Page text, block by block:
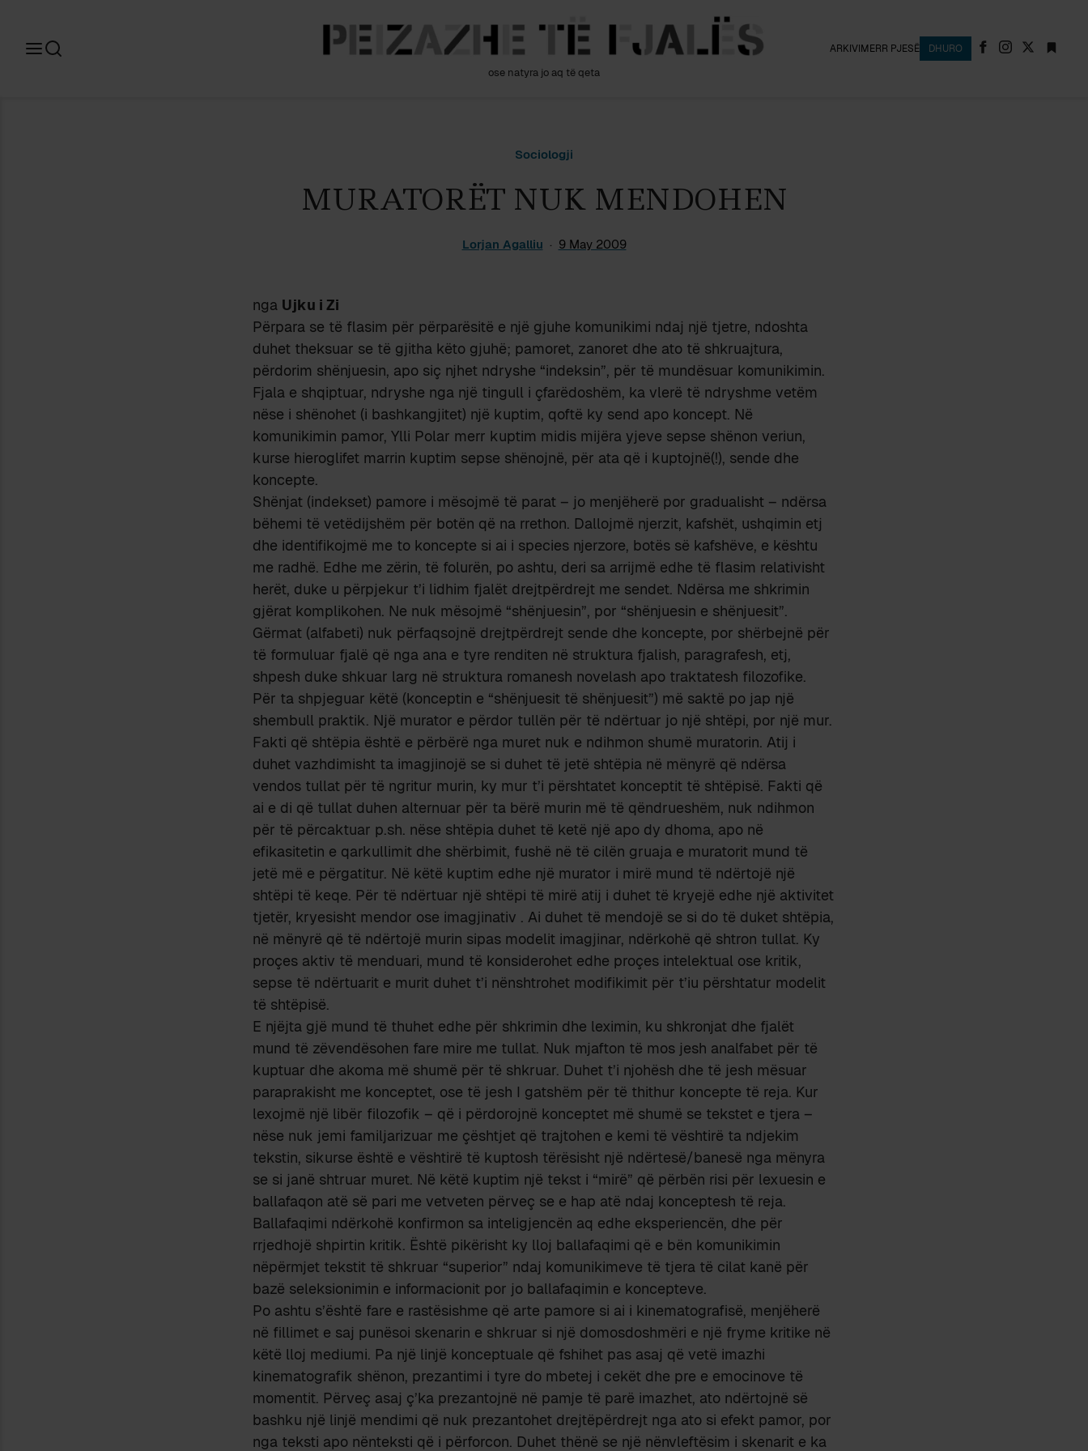
ose natyra jo aq të qeta
ARKIVIMERR PJESË DHURO
Sociologji
MURATORËT NUK MENDOHEN
Lorjan Agalliu 9 May 2009
nga Ujku i Zi
Përpara se të flasim për përparësitë e një gjuhe komunikimi ndaj një tjetre, ndoshta
duhet theksuar se të gjitha këto gjuhë; pamoret, zanoret dhe ato të shkruajtura,
përdorim shënjuesin, apo siç njhet ndryshe “indeksin”, për të mundësuar komunikimin.
Fjala e shqiptuar, ndryshe nga një tingull i çfarëdoshëm, ka vlerë të ndryshme vetëm
nëse i shënohet (i bashkangjitet) një kuptim, qoftë ky send apo koncept. Në
komunikimin pamor, Ylli Polar merr kuptim midis mijëra yjeve sepse shënon veriun,
kurse hieroglifet marrin kuptim sepse shënojnë, për ata që i kuptojnë(!), sende dhe
koncepte.
Shënjat (indekset) pamore i mësojmë të parat – jo menjëherë por gradualisht – ndërsa
bëhemi të vetëdijshëm për botën që na rrethon. Dallojmë njerzit, kafshët, ushqimin etj
dhe identifikojmë me to koncepte si ai i species njerzore, botës së kafshëve, e kështu
me radhë. Edhe me zërin, të folurën, po ashtu, deri sa arrijmë edhe të flasim relativisht
herët, duke u përpjekur t’i lidhim fjalët drejtpërdrejt me sendet. Ndërsa me shkrimin
gjërat komplikohen. Ne nuk mësojmë “shënjuesin”, por “shënjuesin e shënjuesit”.
Gërmat (alfabeti) nuk përfaqsojnë drejtpërdrejt sende dhe koncepte, por shërbejnë për
të formuluar fjalë që nga ana e tyre renditen në struktura fjalish, paragrafesh, etj,
shpesh duke shkuar larg në struktura romanesh novelash apo traktatesh filozofike.
Për ta shpjeguar këtë (konceptin e “shënjuesit të shënjuesit”) më saktë po jap një
shembull praktik. Një murator e përdor tullën për të ndërtuar jo një shtëpi, por një mur.
Fakti që shtëpia është e përbërë nga muret nuk e ndihmon shumë muratorin. Atij i
duhet vazhdimisht ta imagjinojë se si duhet të jetë shtëpia në mënyrë që ndërsa
vendos tullat për të ngritur murin, ky mur t’i përshtatet konceptit të shtëpisë. Fakti që
ai e di që tullat duhen alternuar për ta bërë murin më të qëndrueshëm, nuk ndihmon
për të përcaktuar p.sh. nëse shtëpia duhet të ketë një apo dy dhoma, apo në
efikasitetin e qarkullimit dhe shërbimit, fushë në të cilën gruaja e muratorit mund të
jetë më e përgatitur. Në këtë kuptim edhe një murator i mirë mund të ndërtojë një
shtëpi të keqe. Për të ndërtuar një shtëpi të mirë atij i duhet të kryejë edhe një aktivitet
tjetër, kryesisht mendor ose imagjinativ . Ai duhet të mendojë se si do të duket shtëpia,
në mënyrë që të ndërtojë murin sipas modelit imagjinar, ndërkohë që shtron tullat. Ky
proçes aktiv të menduari, mund të konsiderohet edhe proçes intelektual ose kritik,
sepse të ndërtuarit e murit duhet t’i nënshtrohet modifikimit për t’iu përshtatur modelit
të shtëpisë.
E njëjta gjë mund të thuhet edhe për shkrimin dhe leximin, ku shkronjat dhe fjalët
mund të zëvendësohen fare mire me tullat. Nuk mjafton të mos jesh analfabet për të
kuptuar dhe akoma më shumë për të shkruar. Duhet t’i njohësh dhe të jesh mësuar
paraprakisht me konceptet, ose të jesh I gatshëm për të thithur koncepte të reja. Kur
lexojmë një libër filozofik – që i përdorojnë konceptet më shumë se tekstet e tjera –
nëse nuk jemi familjarizuar me çështjet që trajtohen e kemi të vështirë ta ndjekim
tekstin, sikurse është e vështirë të kuptosh tërësisht një ndërtesë/banesë nga mënyra
se si janë shtruar muret. Në këtë kuptim një tekst i “mirë” që përbën risi për lexuesin e
ballafaqon atë së pari me vetveten përveç se e hap atë ndaj konceptesh të reja.
Ballafaqimi ndërkohë konfirmon sa inteligjencën aq edhe eksperiencën, dhe për
rrjedhojë shpirtin kritik. Është pikërisht ky lloj ballafaqimi që e bën komunikimin
nëpërmjet tekstit të shkruar “superior” ndaj komunikimeve të tjera të cilat kanë për
bazë seleksionimin e informacionit por jo ballafaqimin e koncepteve.
Po ashtu s’është fare e rastësishme që arte pamore si ai i kinematografisë, menjëherë
në fillimet e saj punësoi skenarin e shkruar si një domosdoshmëri e një fryme kritike në
këtë lloj mediumi. Pa një linjë konceptuale që fshihet pas asaj që vetë imazhi
kinematografik shënon, prezantimi i tyre do mbetej i cekët dhe pre e emocinove të
momentit. Përveç asaj ç’ka prezantojnë në pamje të parë imazhet, ato ndërtojnë së
bashku një linjë mendimi që nuk prezantohet drejtëpërdrejt nga ato si efekt pamor, por
nga teksti apo nënteksti që i përforcon. Duhet thënë se një nënvleftësim i skenarit e ka